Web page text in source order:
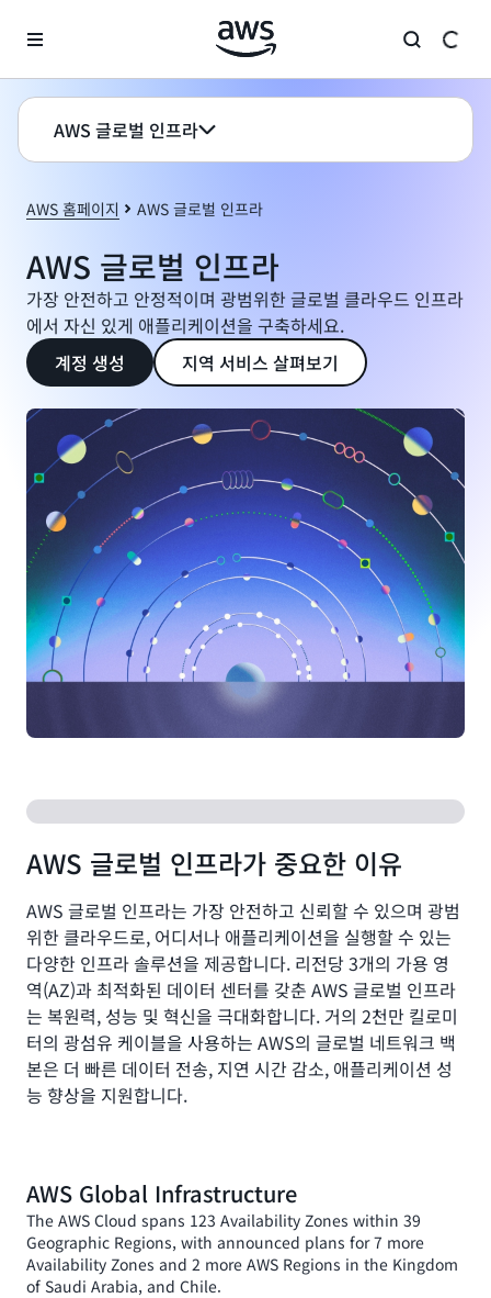
AWS 홈페이지 AWS 글로벌 인프라
AWS 글로벌 인프라
가장 안전하고 안정적이며 광범위한 글로벌 클라우드 인프라
에서 자신 있게 애플리케이션을 구축하세요.
계정 생성
지역 서비스 살펴보기
AWS 글로벌 인프라
AWS 글로벌 인프라가 중요한 이유
AWS 글로벌 인프라는 가장 안전하고 신뢰할 수 있으며 광범
위한 클라우드로, 어디서나 애플리케이션을 실행할 수 있는
다양한 인프라 솔루션을 제공합니다. 리전당 3개의 가용 영
역(AZ)과 최적화된 데이터 센터를 갖춘 AWS 글로벌 인프라
는 복원력, 성능 및 혁신을 극대화합니다. 거의 2천만 킬로미
터의 광섬유 케이블을 사용하는 AWS의 글로벌 네트워크 백
본은 더 빠른 데이터 전송, 지연 시간 감소, 애플리케이션 성
능 향상을 지원합니다.
AWS Global Infrastructure
The AWS Cloud spans 123 Availability Zones within 39
Geographic Regions, with announced plans for 7 more
Availability Zones and 2 more AWS Regions in the Kingdom
of Saudi Arabia, and Chile.